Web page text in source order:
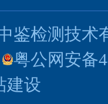
鉴检测技术
粤公网安备
建设